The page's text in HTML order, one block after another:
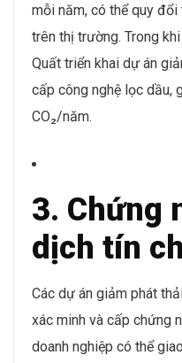
mỗi năm, có thể quy
trên thị trường. Trong
Quất triển khai dự án
cấp công nghệ lọc dầu,
CO₂/năm.
3. Chứng
dịch tín
Các dự án giảm phát
xác minh và cấp chứng
doanh nghiệp có thể